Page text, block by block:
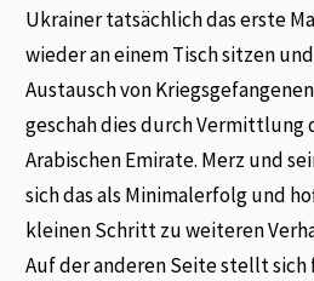
Ukrainer tatsächlich das erste
wieder an einem Tisch sitzen
Austausch von
geschah dies durch Vermittlung
Arabischen Emirate. Merz und
sich das als Minimalerfolg und
kleinen Schritt zu weiteren
Auf der anderen Seite stellt sich